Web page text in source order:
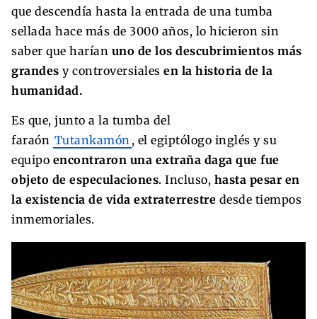
que descendía hasta la entrada de una tumba
sellada hace más de 3000 años, lo hicieron sin
saber que harían uno de los descubrimientos más
grandes y controversiales en la historia de la
humanidad.
Es que, junto a la tumba del
faraón Tutankamón , el egiptólogo inglés y su
equipo encontraron una extraña daga que fue
objeto de especulaciones. Incluso, hasta pesar en
la existencia de vida extraterrestre desde tiempos
inmemoriales.